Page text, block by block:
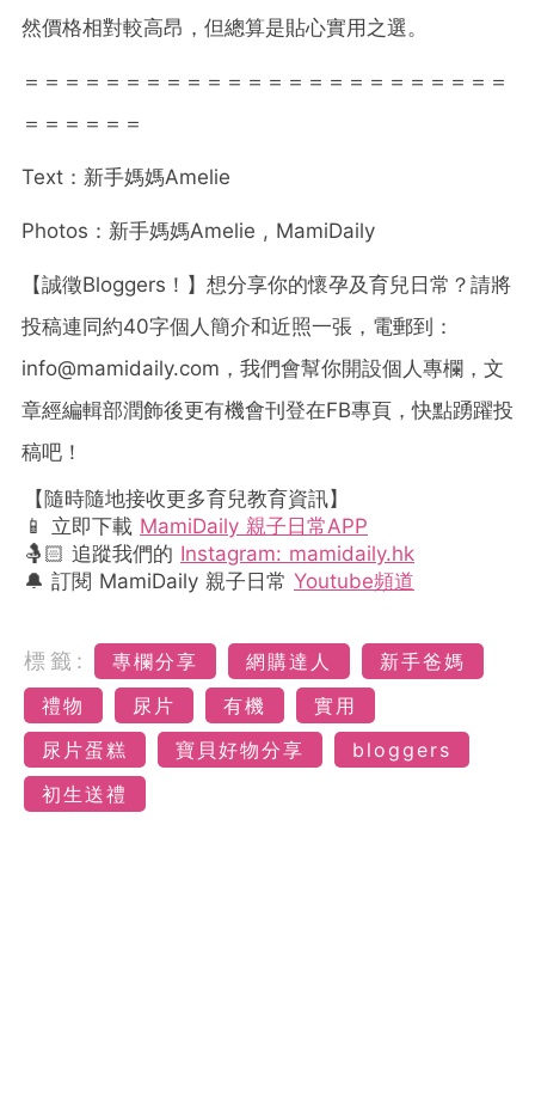
然價格相對較高昂，但總算是貼心實用之選。
＝＝＝＝＝＝＝＝＝＝＝＝＝＝＝＝＝＝＝＝＝＝＝＝
＝＝＝＝＝＝
Text：新手媽媽Amelie
Photos：新手媽媽Amelie , MamiDaily
【誠徵Bloggers ！】想分享你的懷孕及育兒日常？請將
投稿連同約40字個人簡介和近照一張，電郵到：
info@mamidaily.com ，我們會幫你開設個人專欄，文
章經編輯部潤飾後更有機會刊登在FB專頁，快點踴躍投
稿吧！
【隨時隨地接收更多育兒教育資訊】
📱 立即下載 MamiDaily 親子日常APP
🤱🏻 追蹤我們的 Instagram: mamidaily.hk
🔔 訂閱 MamiDaily 親子日常 Youtube頻道
標籤: 專欄分享 網購達人
新手爸媽
禮物
尿片 有機
實用
尿片蛋糕
寶貝好物分享
bloggers
初生送禮